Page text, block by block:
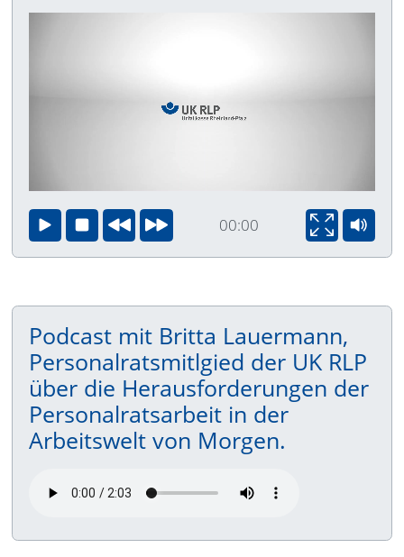
Video lädt
Start Stop ZurückVor 00:00 VollbildTon
Podcast mit Britta Lauermann,
Personalratsmitlgied der UK RLP
über die Herausforderungen der
Personalratsarbeit in der
Arbeitswelt von Morgen.